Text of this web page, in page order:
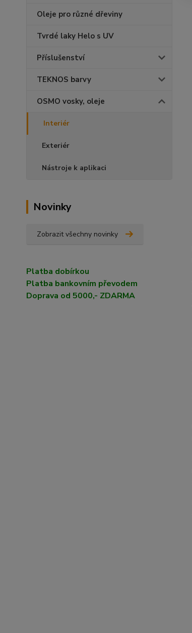
Oleje pro různé dřeviny
Tvrdé laky Helo s UV
Příslušenství
TEKNOS barvy
OSMO vosky, oleje
Interiér
Exteriér
Nástroje k aplikaci
Novinky
Zobrazit všechny novinky
Platba dobírkou
Platba bankovním převodem
Doprava od 5000,- ZDARMA